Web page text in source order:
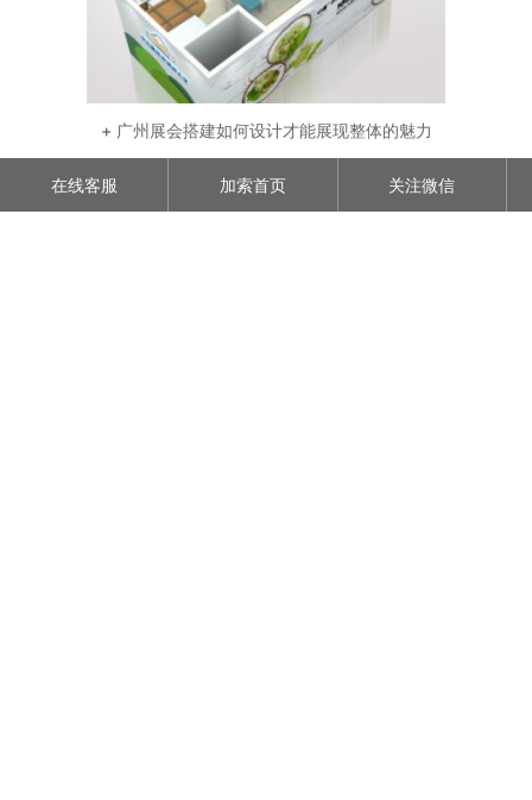
+ 广州展会搭建如何设计才能展现整体的魅力
在线客服 加索首页 关注微信